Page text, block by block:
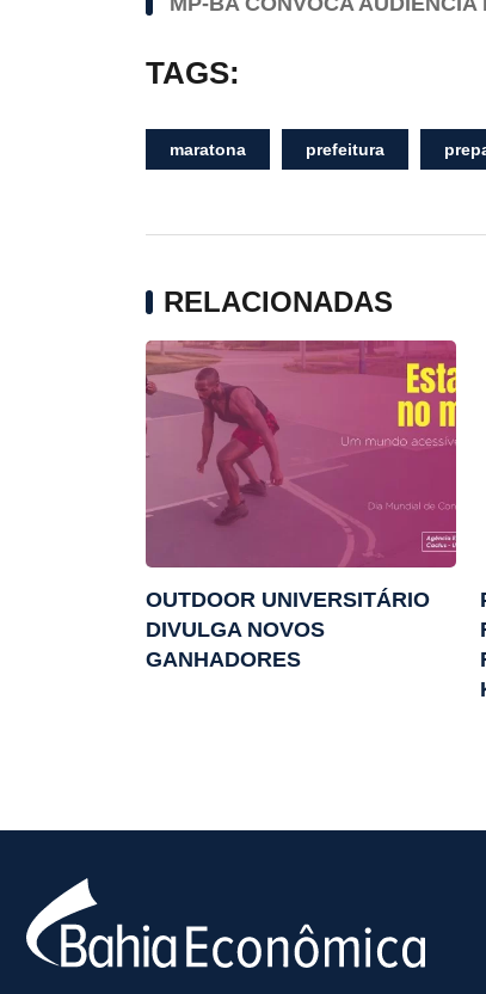
TAGS:
maratona prefeitura
RELACIONADAS
OUTDOOR UNIVERSITÁRIO
DIVULGA NOVOS
GANHADORES